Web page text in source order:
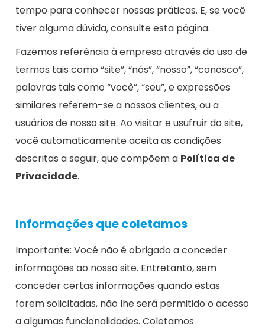
tempo para conhecer nossas práticas. E, se você
tiver alguma dúvida, consulte esta página.
Fazemos referência à empresa através do uso de
termos tais como “site”, “nós”, “nosso”, “conosco”,
palavras tais como “você”, “seu”, e expressões
similares referem-se a nossos clientes, ou a
usuários de nosso site. Ao visitar e usufruir do site,
você automaticamente aceita as condições
descritas a seguir, que compõem a Política de
Privacidade.
Informações que coletamos
Importante: Você não é obrigado a conceder
informações ao nosso site. Entretanto, sem
conceder certas informações quando estas
forem solicitadas, não lhe será permitido o acesso
a algumas funcionalidades. Coletamos